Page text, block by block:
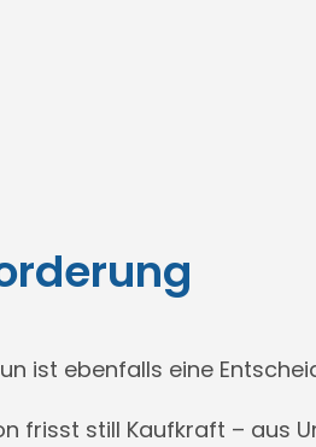
ist ebenfalls eine
frisst still Kaufkraft – aus